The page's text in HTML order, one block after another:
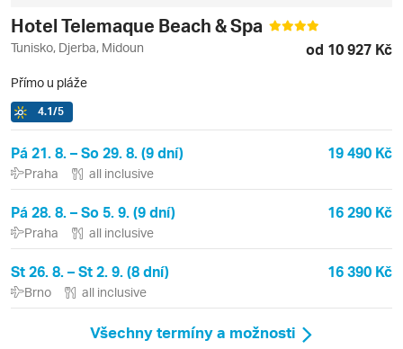
Hotel Telemaque Beach & Spa
Tunisko, Djerba, Midoun od 10 927 Kč
Přímo u pláže
4.1/5
Pá 21. 8. – So 29. 8. (9 dní) 19 490 Kč
Praha all inclusive
Pá 28. 8. – So 5. 9. (9 dní) 16 290 Kč
Praha all inclusive
St 26. 8. – St 2. 9. (8 dní) 16 390 Kč
Brno all inclusive
Všechny termíny a možnosti